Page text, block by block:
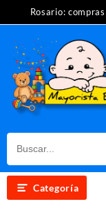
Rosario:
Categoría